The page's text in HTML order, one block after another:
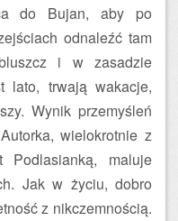
do Bujan, aby po
odnaleźć tam
i w zasadzie
lato, trwają wakacje,
Wynik przemyśleń
wielokrotnie z
maluje
Jak w życiu, dobro
z nikczemnością.